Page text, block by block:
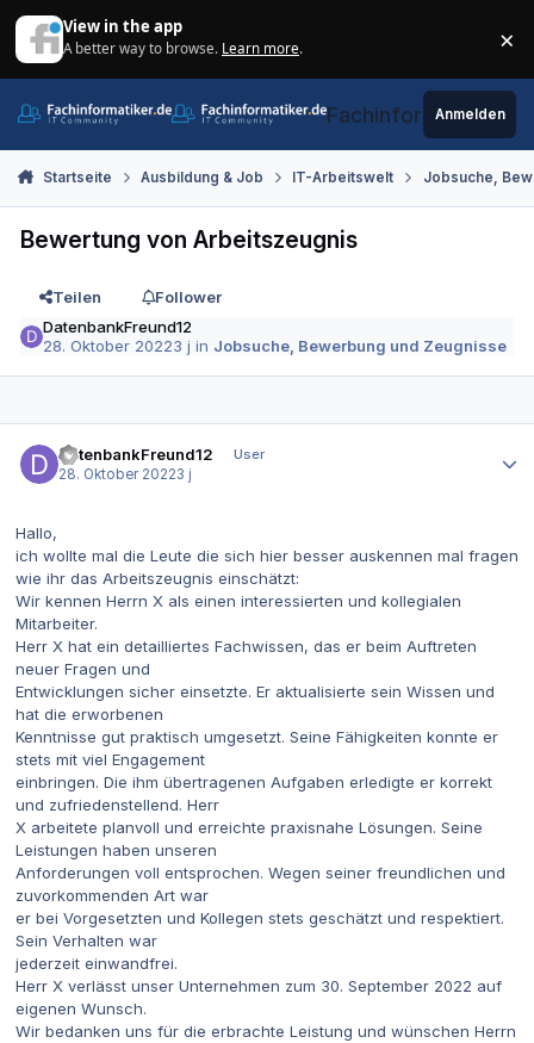
View in the app
A better way to browse. Learn more. ×
Fachinformatiker.de
Anmelden
Startseite Ausbildung & Job IT-Arbeitswelt Jobsuche,
Bewertung von Arbeitszeugnis
Teilen
Follower
DatenbankFreund12
28. Oktober 20223 j in Jobsuche, Bewerbung und Zeugnisse
DatenbankFreund12
User
28. Oktober 20223 j
Hallo,
ich wollte mal die Leute die sich hier besser auskennen mal fragen
wie ihr das Arbeitszeugnis einschätzt:
Wir kennen Herrn X als einen interessierten und kollegialen
Mitarbeiter.
Herr X hat ein detailliertes Fachwissen, das er beim Auftreten
neuer Fragen und
Entwicklungen sicher einsetzte. Er aktualisierte sein Wissen und
hat die erworbenen
Kenntnisse gut praktisch umgesetzt. Seine Fähigkeiten konnte er
stets mit viel Engagement
einbringen. Die ihm übertragenen Aufgaben erledigte er korrekt
und zufriedenstellend. Herr
X arbeitete planvoll und erreichte praxisnahe Lösungen. Seine
Leistungen haben unseren
Anforderungen voll entsprochen. Wegen seiner freundlichen und
zuvorkommenden Art war
er bei Vorgesetzten und Kollegen stets geschätzt und respektiert.
Sein Verhalten war
jederzeit einwandfrei.
Herr X verlässt unser Unternehmen zum 30. September 2022 auf
eigenen Wunsch.
Wir bedanken uns für die erbrachte Leistung und wünschen Herrn